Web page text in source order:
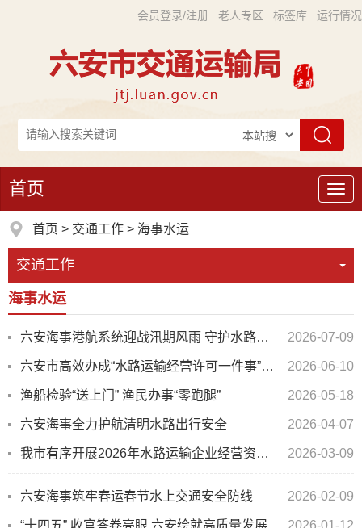
会员登录/注册 老人专区 标签库 运行情况
导
航
首页
首页 > 交通工作 > 海事水运
交通工作
海事水运
六安海事港航系统迎战汛期风雨 守护水路安澜 2026-07-09
六安市高效办成“水路运输经营许可一件事”助力企业“一次办好” 2026-06-10
渔船检验“送上门” 渔民办事“零跑腿” 2026-05-18
六安海事全力护航清明水路出行安全 2026-04-07
我市有序开展2026年水路运输企业经营资质核查工作 2026-03-09
六安海事筑牢春运春节水上交通安全防线 2026-02-09
“十四五” 收官答卷亮眼 六安绘就高质量发展水运画卷 2026-01-12